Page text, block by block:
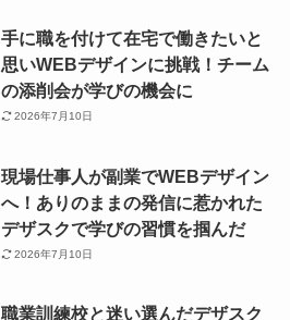
手に職を付けて在宅で働きたいと
思いWEBデザインに挑戦！チーム
の添削会が学びの機会に
2026年7月10日
現場仕事人が副業でWEBデザイン
へ！ありのままの発信に惹かれた
デザスクで学びの習慣を掴んだ
2026年7月10日
職業訓練校と迷い選んだデザスク